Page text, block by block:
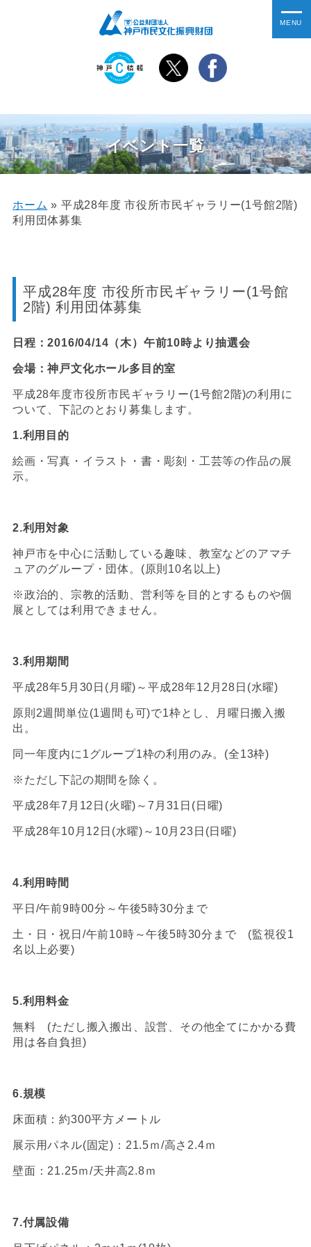
イベント一覧
ホーム » 平成28年度 市役所市民ギャラリー(1号館2階)
利用団体募集
平成28年度 市役所市民ギャラリー(1号館
2階) 利用団体募集
日程：2016/04/14（木）午前10時より抽選会
会場：神戸文化ホール多目的室
平成28年度市役所市民ギャラリー(1号館2階)の利用に
ついて、下記のとおり募集します。
1.利用目的
絵画・写真・イラスト・書・彫刻・工芸等の作品の展
示。
2.利用対象
神戸市を中心に活動している趣味、教室などのアマチ
ュアのグループ・団体。(原則10名以上)
※政治的、宗教的活動、営利等を目的とするものや個
展としては利用できません。
3.利用期間
平成28年5月30日(月曜)～平成28年12月28日(水曜)
原則2週間単位(1週間も可)で1枠とし、月曜日搬入搬
出。
同一年度内に1グループ1枠の利用のみ。(全13枠)
※ただし下記の期間を除く。
平成28年7月12日(火曜)～7月31日(日曜)
平成28年10月12日(水曜)～10月23日(日曜)
4.利用時間
平日/午前9時00分～午後5時30分まで
土・日・祝日/午前10時～午後5時30分まで (監視役1
名以上必要)
5.利用料金
無料 (ただし搬入搬出、設営、その他全てにかかる費
用は各自負担)
6.規模
床面積：約300平方メートル
展示用パネル(固定)：21.5ｍ/高さ2.4ｍ
壁面：21.25ｍ/天井高2.8ｍ
7.付属設備